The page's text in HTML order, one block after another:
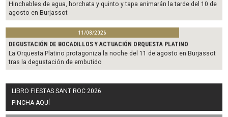
Hinchables de agua, horchata y quinto y tapa animarán la tarde del 10 de
agosto en Burjassot
11/08/2026
DEGUSTACIÓN DE BOCADILLOS Y ACTUACIÓN ORQUESTA PLATINO
La Orquesta Platino protagoniza la noche del 11 de agosto en Burjassot
tras la degustación de embutido
LIBRO FIESTAS SANT ROC 2026
PINCHA AQUÍ